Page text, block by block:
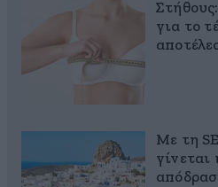
για το
Με τη
γίνεται